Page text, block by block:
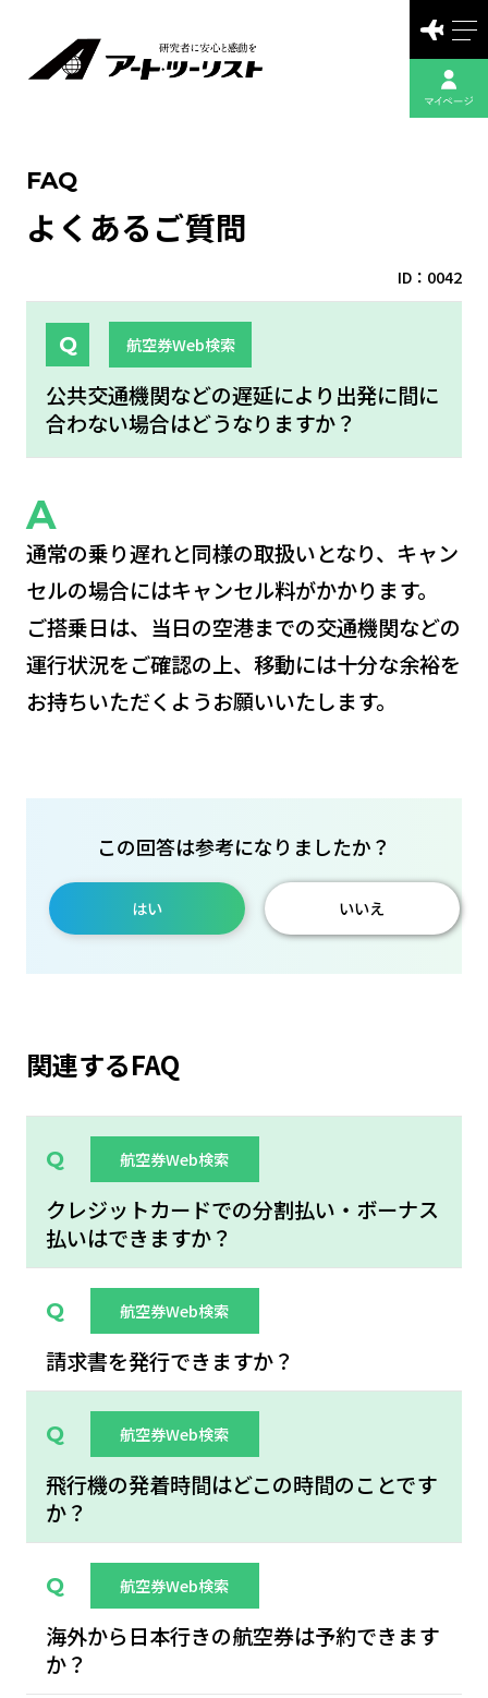
FAQ
よくあるご質問
航空券Web検索
公共交通機関などの遅延により出発に間に
合わない場合はどうなりますか？
ID：0042
通常の乗り遅れと同様の取扱いとなり、キャン
セルの場合にはキャンセル料がかかります。
ご搭乗日は、当日の空港までの交通機関などの
運行状況をご確認の上、移動には十分な余裕を
お持ちいただくようお願いいたします。
この回答は参考になりましたか？
はい いいえ
関連するFAQ
航空券Web検索
クレジットカードでの分割払い・ボーナス
払いはできますか？
航空券Web検索
請求書を発行できますか？
航空券Web検索
飛行機の発着時間はどこの時間のことです
か？
航空券Web検索
海外から日本行きの航空券は予約できます
か？